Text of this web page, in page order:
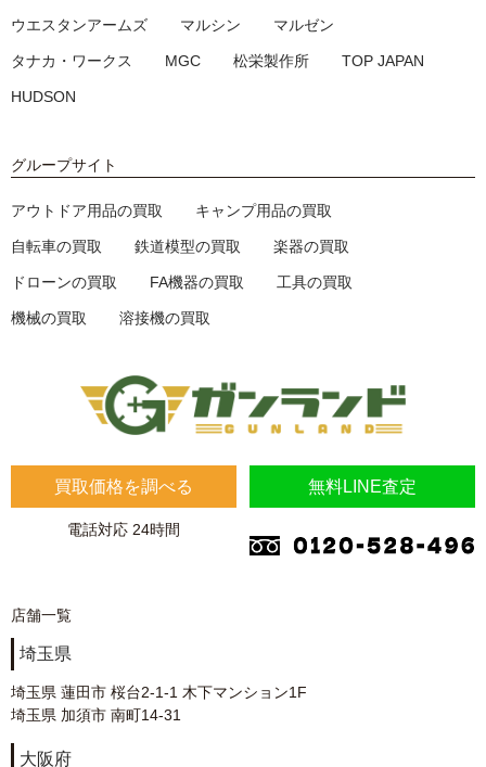
買取価格を調べる 無料LINE査定
電話対応 24時間
店舗一覧
埼玉県
埼玉県 蓮田市 桜台2-1-1 木下マンション1F
埼玉県 加須市 南町14-31
大阪府
ウエスタンアームズ マルシン マルゼン
タナカ・ワークス MGC 松栄製作所 TOP JAPAN
HUDSON
グループサイト
アウトドア用品の買取 キャンプ用品の買取
自転車の買取 鉄道模型の買取 楽器の買取
ドローンの買取 FA機器の買取 工具の買取
機械の買取 溶接機の買取